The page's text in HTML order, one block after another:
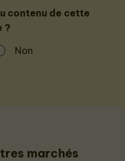
contenu de cette
?
Non
marchés